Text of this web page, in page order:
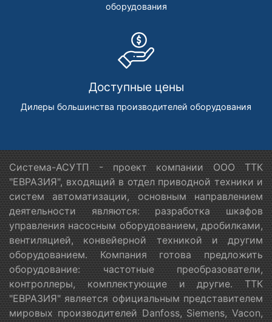
оборудования
Доступные цены
Дилеры большинства производителей оборудования
Система-АСУТП - проект компании ООО ТТК
"ЕВРАЗИЯ", входящий в отдел приводной техники и
систем автоматизации, основным направлением
деятельности являются: разработка шкафов
управления насосным оборудованием, дробилками,
вентиляцией, конвейерной техникой и другим
оборудованием. Компания готова предложить
оборудование: частотные преобразователи,
контроллеры, комплектующие и другие. ТТК
"ЕВРАЗИЯ" является официальным представителем
мировых производителей Danfoss, Siemens, Vacon,